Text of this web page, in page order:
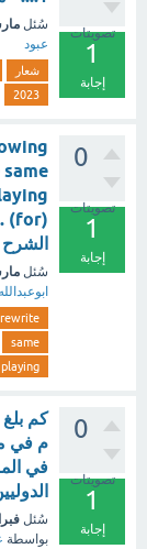
تصويتات
1
إجابة
سُئل
عبود
شعار
2023
0
تصويتات
1
إجابة
الشرح
سُئل
ابوعبدالله
rewrite
same
playing
0
تصويتات
1
إجابة
م في
في
سُئل
بواسطة